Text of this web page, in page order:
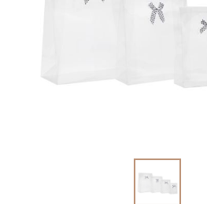
19617/6-אגרטל הרמס
19ס"מ -לבן מנוקד